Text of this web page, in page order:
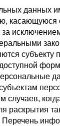
данных
касающуюся
субъекту
случаев,
раскрытия